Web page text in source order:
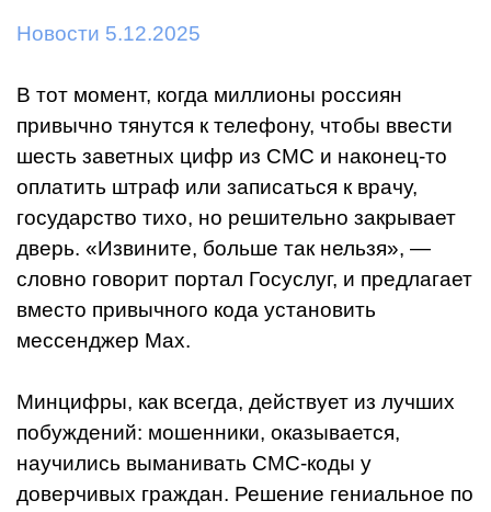
Новости 5.12.2025
В тот момент, когда миллионы россиян
привычно тянутся к телефону, чтобы ввести
шесть заветных цифр из СМС и наконец-то
оплатить штраф или записаться к врачу,
государство тихо, но решительно закрывает
дверь. «Извините, больше так нельзя», —
словно говорит портал Госуслуг, и предлагает
вместо привычного кода установить
мессенджер Max.
Минцифры, как всегда, действует из лучших
побуждений: мошенники, оказывается,
научились выманивать СМС-коды у
доверчивых граждан. Решение гениальное по